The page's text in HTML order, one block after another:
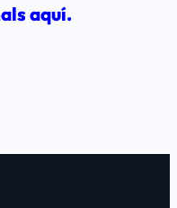
aquí.